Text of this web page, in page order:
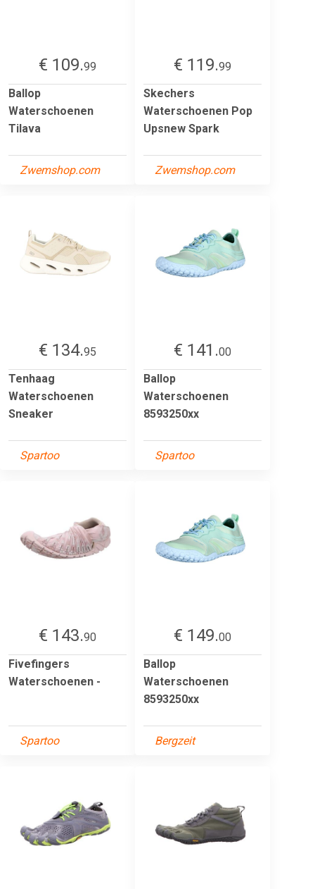
€ 109.99
Ballop
Waterschoenen
Tilava
Zwemshop.com
€ 119.99
Skechers
Waterschoenen Pop
Upsnew Spark
Zwemshop.com
€ 134.95
Tenhaag
Waterschoenen
Sneaker
Spartoo
€ 141.00
Ballop
Waterschoenen
8593250xx
Spartoo
€ 143.90
Fivefingers
Waterschoenen -
Spartoo
€ 149.00
Ballop
Waterschoenen
8593250xx
Bergzeit